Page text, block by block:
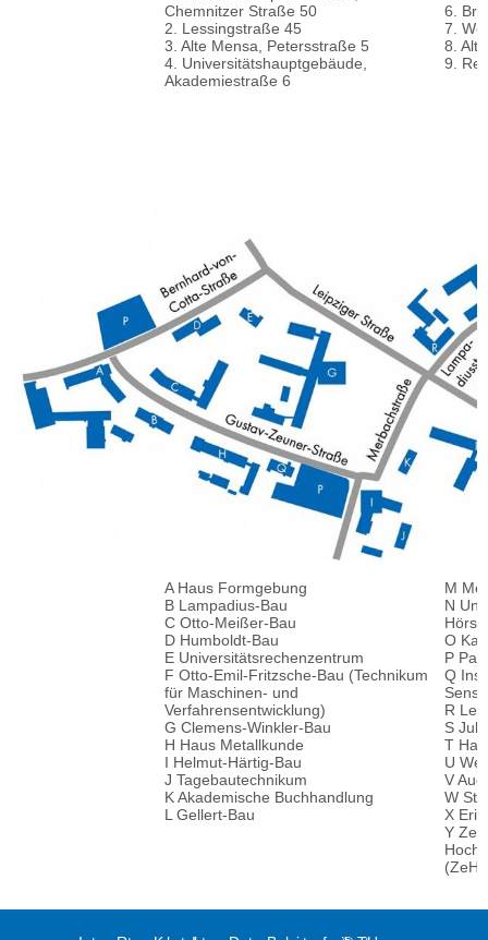
Chemnitzer Straße 50
2. Lessingstraße 45
3. Alte Mensa, Petersstraße 5
4. Universitätshauptgebäude,
Akademiestraße 6
6.
7.
8.
9.
A Haus Formgebung
B Lampadius-Bau
C Otto-Meißer-Bau
D Humboldt-Bau
E Universitätsrechenzentrum
F Otto-Emil-Fritzsche-Bau (Technikum
für Maschinen- und
Verfahrensentwicklung)
G Clemens-Winkler-Bau
H Haus Metallkunde
I Helmut-Härtig-Bau
J Tagebautechnikum
K Akademische Buchhandlung
L Gellert-Bau
M
N
O
P
Q
R
S
T
U
V
W
X
Y